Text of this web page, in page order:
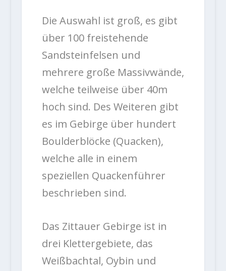
Die Auswahl ist groß, es gibt
über 100 freistehende
Sandsteinfelsen und
mehrere große Massivwände,
welche teilweise über 40m
hoch sind. Des Weiteren gibt
es im Gebirge über hundert
Boulderblöcke (Quacken),
welche alle in einem
speziellen Quackenführer
beschrieben sind.
Das Zittauer Gebirge ist in
drei Klettergebiete, das
Weißbachtal, Oybin und